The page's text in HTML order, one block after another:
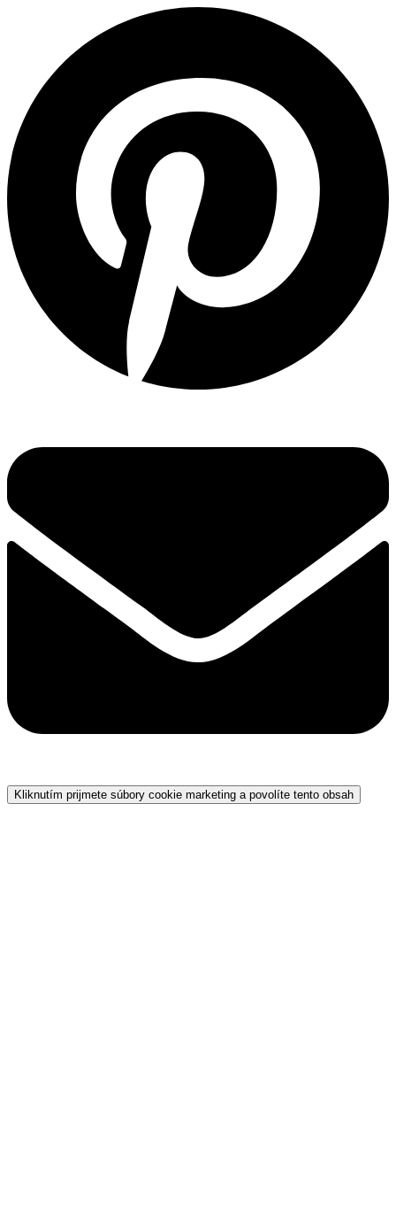
Kliknutím prijmete súbory cookie marketing a povolíte tento obsah